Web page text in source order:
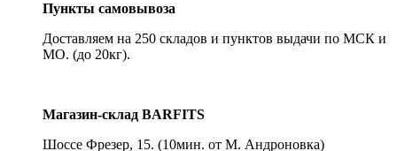
Пункты самовывоза
Доставляем на 250 складов и пунктов выдачи по МСК и
МО. (до 20кг).
Магазин-склад BARFITS
Шоссе Фрезер, 15. (10мин. от М. Андроновка)